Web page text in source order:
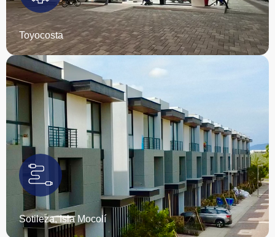
Toyocosta
Sotileza, Isla Mocolí
Espacios de lujo y versatilidad. Instalamos el sistema
eléctrico completo en este edificio con departamentos
premium y oficinas flexibles.
EMPIEZA TU PROYECTO